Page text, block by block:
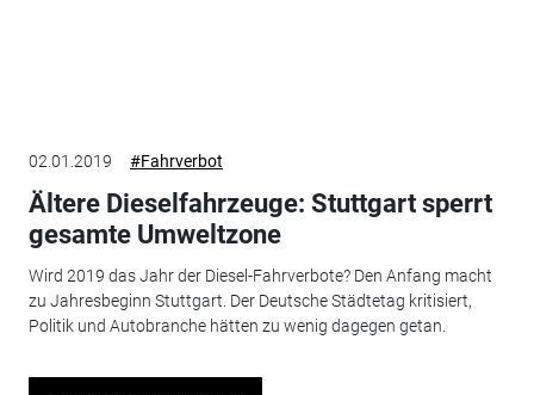
02.01.2019 #Fahrverbot
Ältere Dieselfahrzeuge: Stuttgart sperrt
gesamte Umweltzone
Wird 2019 das Jahr der Diesel-Fahrverbote? Den Anfang macht
zu Jahresbeginn Stuttgart. Der Deutsche Städtetag kritisiert,
Politik und Autobranche hätten zu wenig dagegen getan.